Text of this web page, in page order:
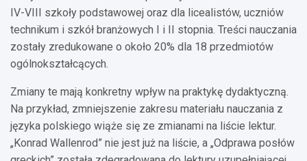
IV-VIII szkoły podstawowej oraz dla licealistów, uczniów
technikum i szkół branżowych I i II stopnia. Treści nauczania
zostały zredukowane o około 20% dla 18 przedmiotów
ogólnokształcących.
Zmiany te mają konkretny wpływ na praktykę dydaktyczną.
Na przykład, zmniejszenie zakresu materiału nauczania z
języka polskiego wiąże się ze zmianami na liście lektur.
„Konrad Wallenrod” nie jest już na liście, a „Odprawa posłów